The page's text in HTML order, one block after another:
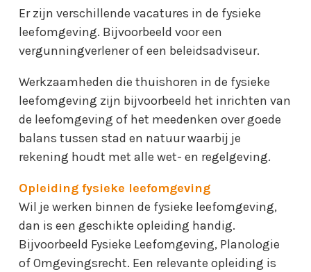
Er zijn verschillende vacatures in de fysieke
leefomgeving. Bijvoorbeeld voor een
vergunningverlener of een beleidsadviseur.
Werkzaamheden die thuishoren in de fysieke
leefomgeving zijn bijvoorbeeld het inrichten van
de leefomgeving of het meedenken over goede
balans tussen stad en natuur waarbij je
rekening houdt met alle wet- en regelgeving.
Opleiding fysieke leefomgeving
Wil je werken binnen de fysieke leefomgeving,
dan is een geschikte opleiding handig.
Bijvoorbeeld Fysieke Leefomgeving, Planologie
of Omgevingsrecht. Een relevante opleiding is